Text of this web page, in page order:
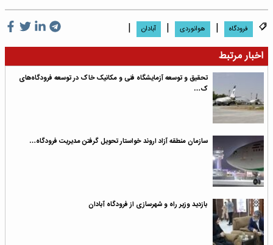
فرودگاه | هوانوردی | آبادان
|
اخبار مرتبط
تحقیق و توسعه آزمایشگاه فنی و مکانیک خاک در توسعه فرودگاه‌های
ک…
سازمان منطقه آزاد اروند خواستار تحویل گرفتن مدیریت فرودگاه…
بازدید وزیر راه و شهرسازی از فرودگاه آبادان